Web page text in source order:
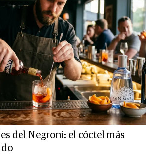
del Negroni: el cóctel más